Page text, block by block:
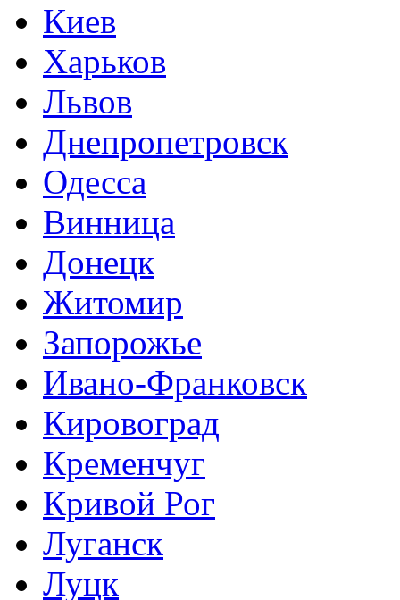
Киев
Харьков
Львов
Днепропетровск
Одесса
Винница
Донецк
Житомир
Запорожье
Ивано-Франковск
Кировоград
Кременчуг
Кривой Рог
Луганск
Луцк